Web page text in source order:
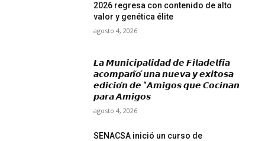
2026 regresa con contenido de alto
valor y genética élite
agosto 4, 2026
𝙇𝙖 𝙈𝙪𝙣𝙞𝙘𝙞𝙥𝙖𝙡𝙞𝙙𝙖𝙙 𝙙𝙚 𝙁𝙞𝙡𝙖𝙙𝙚𝙡𝙛𝙞𝙖
𝙖𝙘𝙤𝙢𝙥𝙖𝙣̃𝙤́ 𝙪𝙣𝙖 𝙣𝙪𝙚𝙫𝙖 𝙮 𝙚𝙭𝙞𝙩𝙤𝙨𝙖
𝙚𝙙𝙞𝙘𝙞𝙤́𝙣 𝙙𝙚 “𝘼𝙢𝙞𝙜𝙤𝙨 𝙦𝙪𝙚 𝘾𝙤𝙘𝙞𝙣𝙖𝙣
𝙥𝙖𝙧𝙖 𝘼𝙢𝙞𝙜𝙤𝙨
agosto 4, 2026
SENACSA inició un curso de